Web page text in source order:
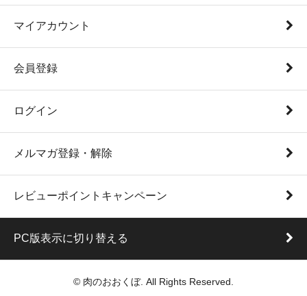
マイアカウント
会員登録
ログイン
メルマガ登録・解除
レビューポイントキャンペーン
PC版表示に切り替える
© 肉のおおくぼ. All Rights Reserved.